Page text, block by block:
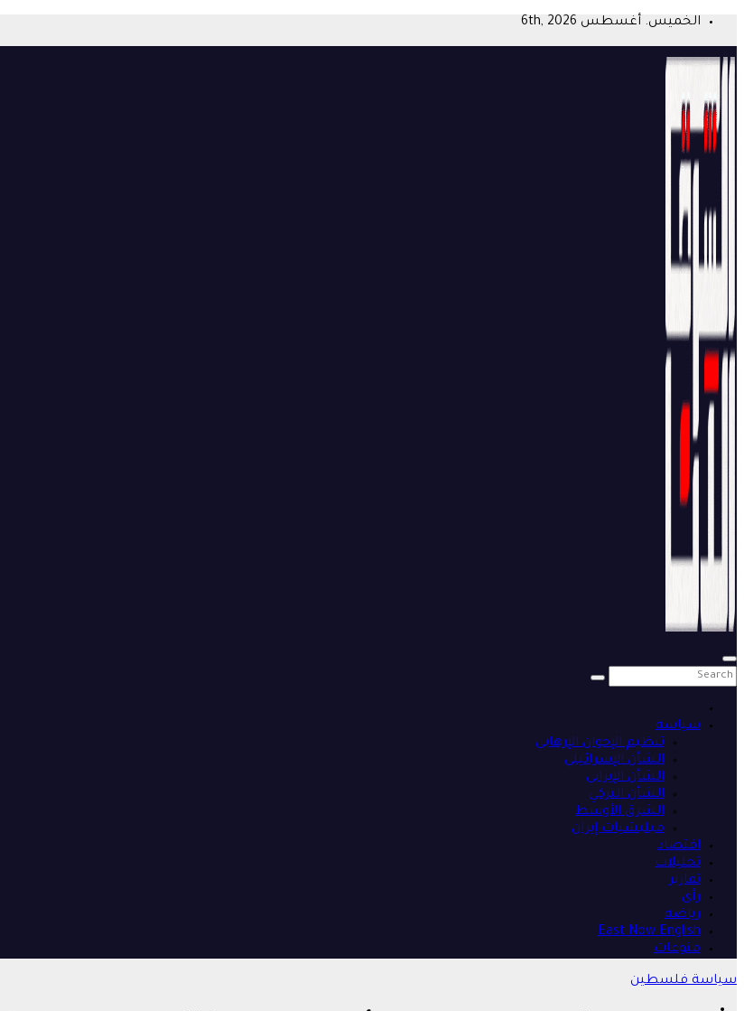
content
الخميس. أغسطس 6th, 2026
سياسة
تنظيم الإخوان الإرهابي
الشأن الإسرائيلي
الشأن الإيراني
الشأن التركي
الشرق الأوسط
ميليشيات إيران
اقتصاد
تحليلات
تقارير
رأي
رياضة
East Now English
منوعات
سياسةفلسطين